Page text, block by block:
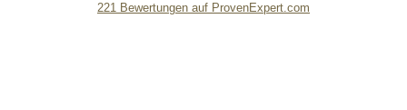
221 Bewertungen auf ProvenExpert.com